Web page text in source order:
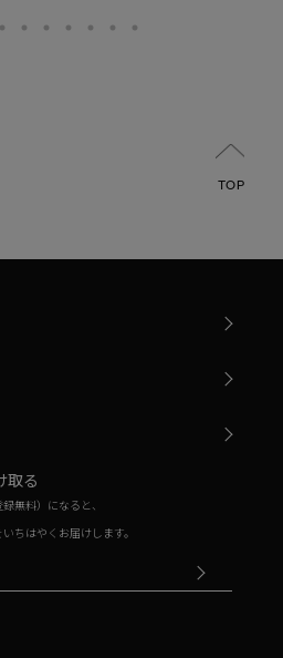
TOP
取る
無料）になると、
ちはやくお届けします。